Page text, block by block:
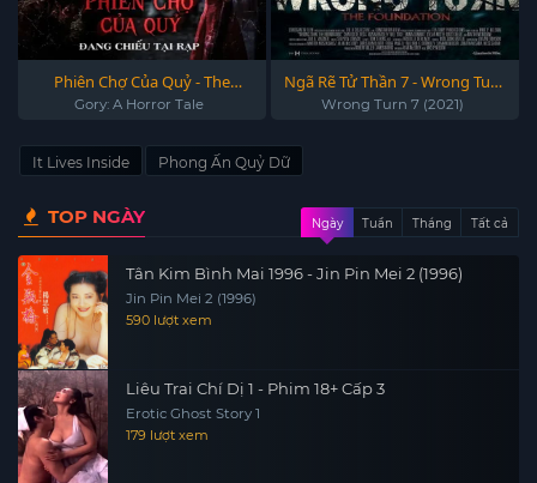
Phiên Chợ Của Quỷ - The
Cursed: Insatiable Desires 2025
Gory: A Horror Tale
Ngã Rẽ Tử Thần 7 - Wrong Turn
(2021)
Wrong Turn 7 (2021)
It Lives Inside Phong Ấn Quỷ Dữ
TOP NGÀY Ngày Tuần Tháng Tất cả
Tân Kim Bình Mai 1996 - Jin Pin Mei 2 (1996)
Jin Pin Mei 2 (1996)
590 lượt xem
Liêu Trai Chí Dị 1 - Phim 18+ Cấp 3
Erotic Ghost Story 1
179 lượt xem